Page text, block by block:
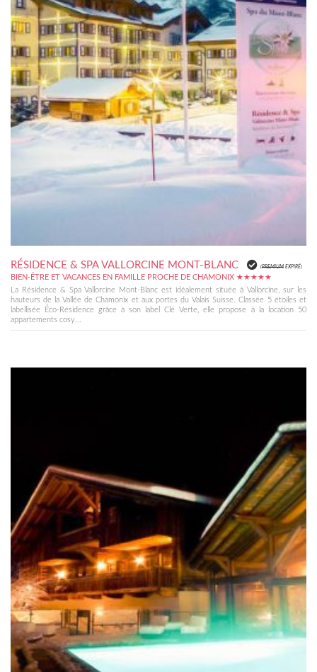
RÉSIDENCE & SPA VALLORCINE MONT-BLANC (PREMIUMEXPIRÉ)
BIEN-ÊTRE ET VACANCES EN FAMILLE PROCHE DE CHAMONIX ★★★★★
La Résidence & Spa Vallorcine Mont-Blanc est idéalement située à Vallorcine, sur les
hauteurs de la Vallée de Chamonix et aux portes du Valais Suisse. Classée 5 étoiles et
labellisée Éco-Résidence grâce à son label Clé Verte, elle propose à la location 50
appartements cosy...